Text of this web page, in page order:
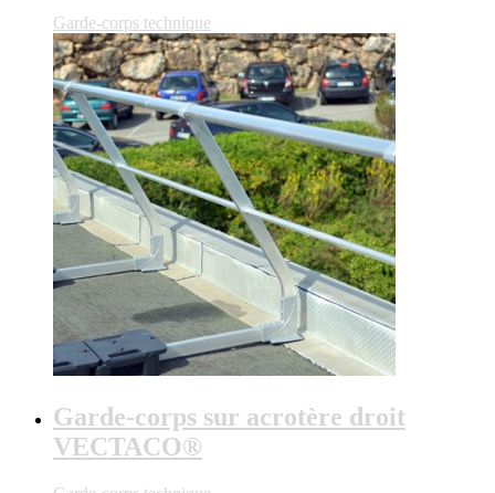
Garde-corps technique
Garde-corps sur acrotère droit
VECTACO®